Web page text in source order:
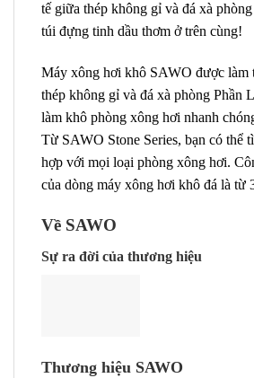
tế giữa thép không gỉ và đá xà
túi đựng tinh dầu thơm ở trên cùng!
Máy xông hơi khô SAWO được làm
thép không gỉ và đá xà phòng Phần
làm khô phòng xông hơi nhanh
Từ SAWO Stone Series, bạn có thể
hợp với mọi loại phòng xông hơi.
của dòng máy xông hơi khô đá là từ
Về SAWO
Sự ra đời của thương hiệu
Thương hiệu SAWO